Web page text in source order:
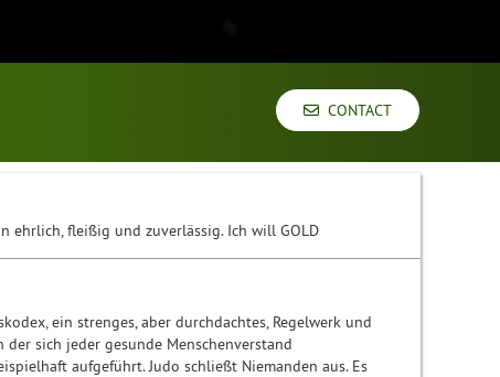
CONTACT
ehrlich, fleißig und zuverlässig. Ich will GOLD
ein strenges, aber durchdachtes, Regelwerk und
sich jeder gesunde Menschenverstand
aufgeführt. Judo schließt Niemanden aus. Es